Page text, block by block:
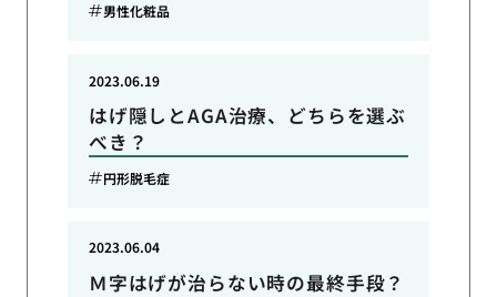
男性化粧品
はげ隠しとAGA治療、どちらを選ぶ
べき？
2023.06.19
円形脱毛症
Ｍ字はげが治らない時の最終手段？
2023.06.04